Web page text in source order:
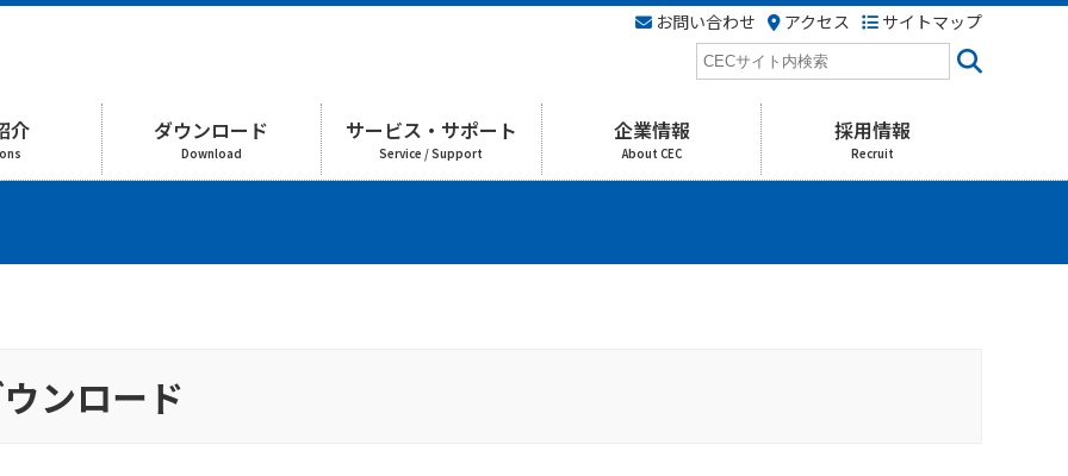
検
索
介
ダウンロード
Download
サービス・サポート
Service / Support
企業情報
About CEC
採用情報
Recruit
お問い合わせ アクセス サイトマップ
ンロード